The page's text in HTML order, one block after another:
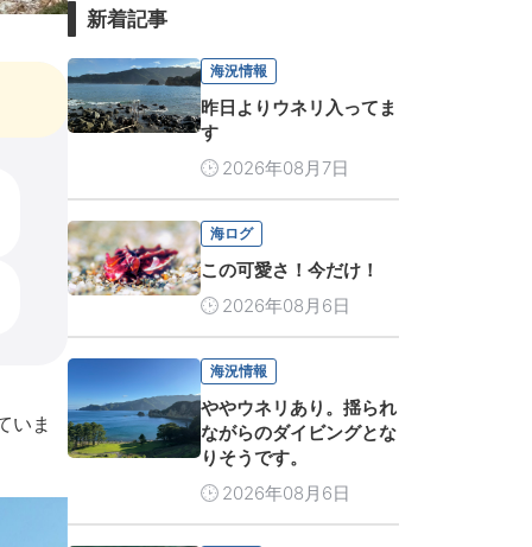
いま
新着記事
海況情報
昨日よりウネリ入ってま
す
2026年08月7日
海ログ
この可愛さ！今だけ！
2026年08月6日
海況情報
ややウネリあり。揺られ
ながらのダイビングとな
りそうです。
2026年08月6日